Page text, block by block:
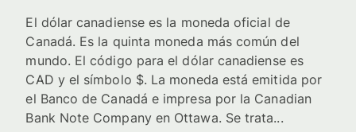
El dólar canadiense es la moneda oficial de
Canadá. Es la quinta moneda más común del
mundo. El código para el dólar canadiense es
CAD y el símbolo $. La moneda está emitida por
el Banco de Canadá e impresa por la Canadian
Bank Note Company en Ottawa. Se trata...